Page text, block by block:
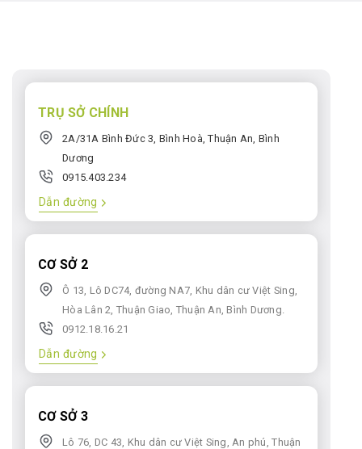
TRỤ SỞ CHÍNH
2A/31A Bình Đức 3, Bình Hoà, Thuận An, Bình
Dương
0915.403.234
Dẫn đường
CƠ SỞ 2
Ô 13, Lô DC74, đường NA7, Khu dân cư Việt Sing,
Hòa Lân 2, Thuận Giao, Thuận An, Bình Dương.
0912.18.16.21
Dẫn đường
CƠ SỞ 3
Lô 76, DC 43, Khu dân cư Việt Sing, An phú, Thuận